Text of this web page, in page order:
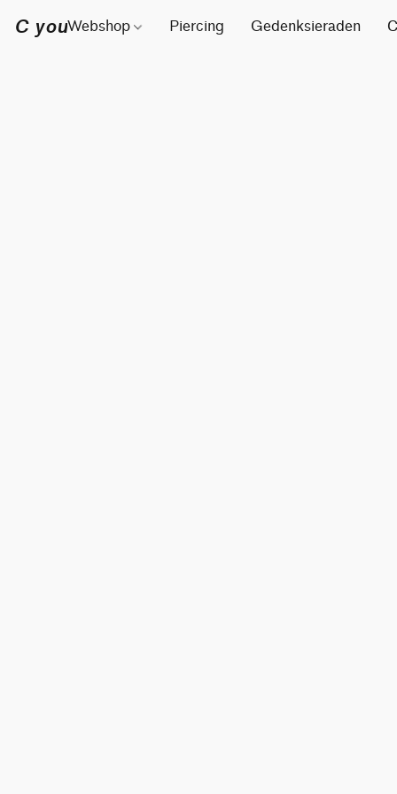
C youWebshop Piercing Gedenksieraden